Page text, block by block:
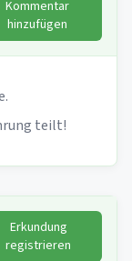
Kommentar
hinzufügen
teilt!
Erkundung
registrieren